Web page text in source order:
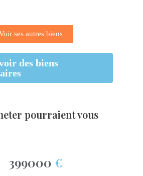
ses autres biens
des biens
pourraient vous
399000 €